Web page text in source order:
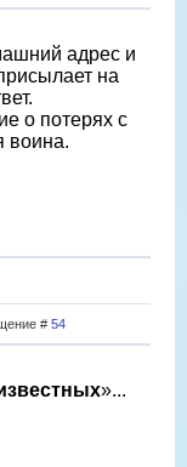
адрес и
на
о потерях с
воина.
# 54
»...